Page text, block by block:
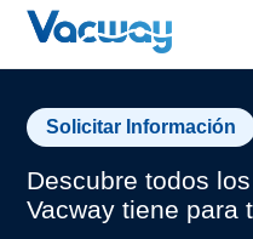
Solicitar Información
Descubre todos
Vacway tiene para